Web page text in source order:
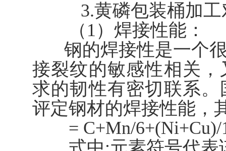
3.黄磷包装桶加工
（1）焊接性能：
钢的焊接性是一个很
接裂纹的敏感性相关
求的韧性有密切联系
评定钢材的焊接性能，
= C+Mn/6+(Ni+Cu)/